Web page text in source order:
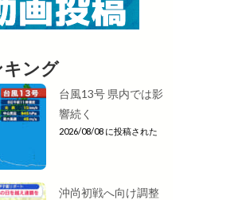
ング
台風13号 県内では影
響続く
2026/08/08 に投稿された
沖尚初戦へ向け調整